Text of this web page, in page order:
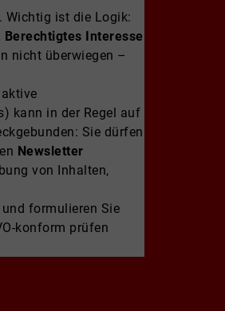
. Wichtig ist die Logik:
Berechtigtes Interesse
nicht überwiegen –
kann in der Regel auf
Sie dürfen
Newsletter
von Inhalten,
formulieren Sie
konform prüfen